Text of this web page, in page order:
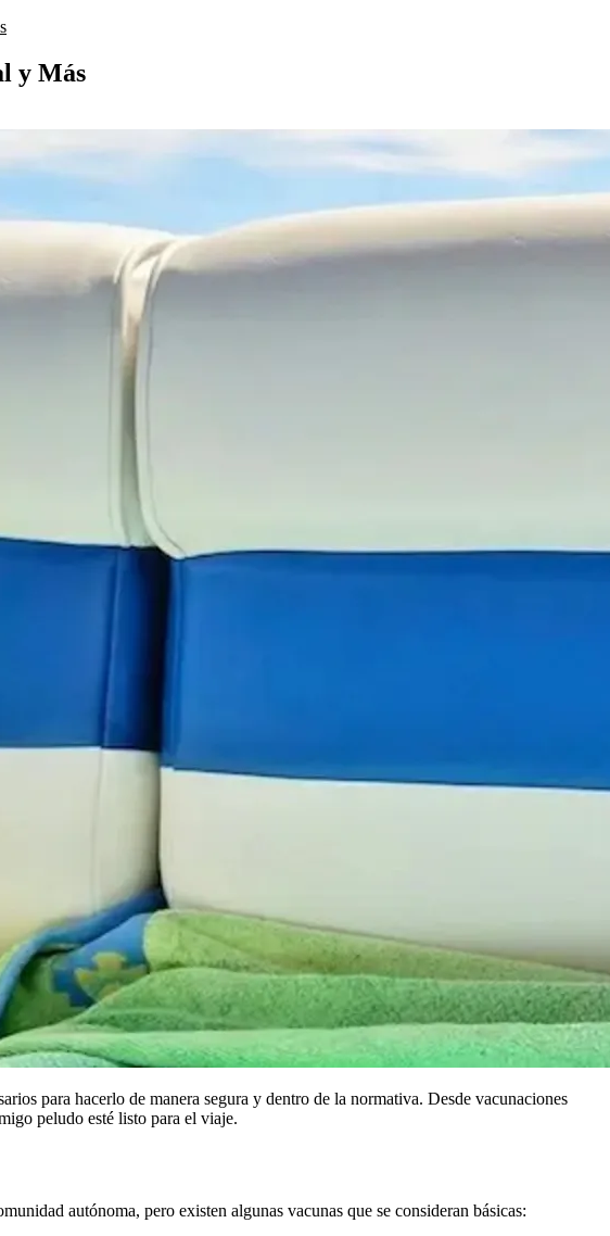
y Más
para hacerlo de manera segura y dentro de la normativa. Desde vacunaciones
peludo esté listo para el viaje.
autónoma, pero existen algunas vacunas que se consideran básicas: